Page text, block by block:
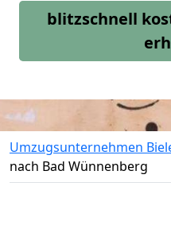
blitzschnell
Umzugsunternehmen
nach Bad Wünnenberg